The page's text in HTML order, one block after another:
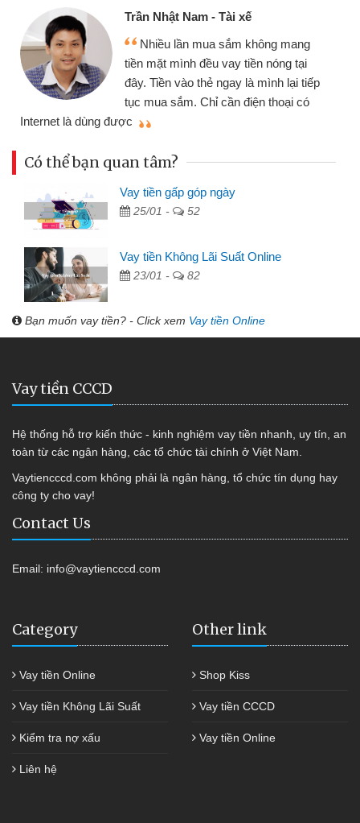
Cấn Văn Lực - Tạp hóa
Tôi kinh doanh buôn bán nhỏ lẻ
nhiều lúc cần vốn nhập hàng, nhờ biết
đến website qua bạn bè giới thiệu tôi
đã giải quyết được công việc của
Có thể bạn quan tâm?
Vay tiền gấp góp ngày
25/01 - 52
Vay tiền Không Lãi Suất Online
23/01 - 82
Bạn muốn vay tiền? - Click xem Vay tiền Online
Vay tiền CCCD
Hệ thống hỗ trợ kiến thức - kinh nghiệm vay tiền nhanh, uy tín, an
toàn từ các ngân hàng, các tổ chức tài chính ở Việt Nam.
Vaytiencccd.com không phải là ngân hàng, tổ chức tín dụng hay
công ty cho vay!
Contact Us
Email: info@vaytiencccd.com
Category
Vay tiền Online
Vay tiền Không Lãi Suất
Kiểm tra nợ xấu
Liên hệ
Other link
Shop Kiss
Vay tiền CCCD
Vay tiền Online